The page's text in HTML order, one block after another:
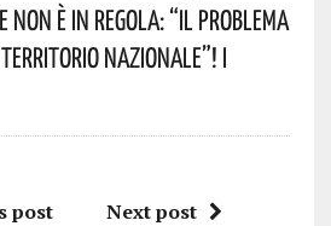
Non È In Regola: “il Problema
Nazionale”! I
post Next post